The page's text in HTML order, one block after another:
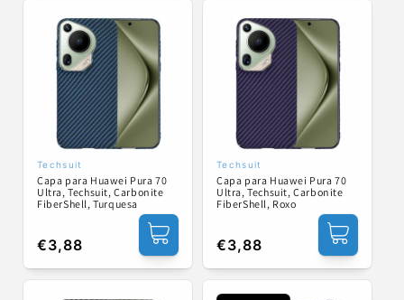
Fornecedor:
Techsuit
Capa para Huawei Pura 70
Ultra, Techsuit, Carbonite
FiberShell, Turquesa
Preço
normal
€3,88
Fornecedor:
Techsuit
Capa para Huawei Pura 70
Ultra, Techsuit, Carbonite
FiberShell, Roxo
Preço
normal
€3,88